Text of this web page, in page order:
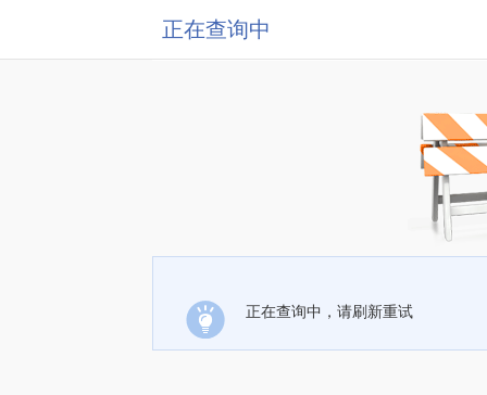
正在查询中
正在查询中，请刷新重试